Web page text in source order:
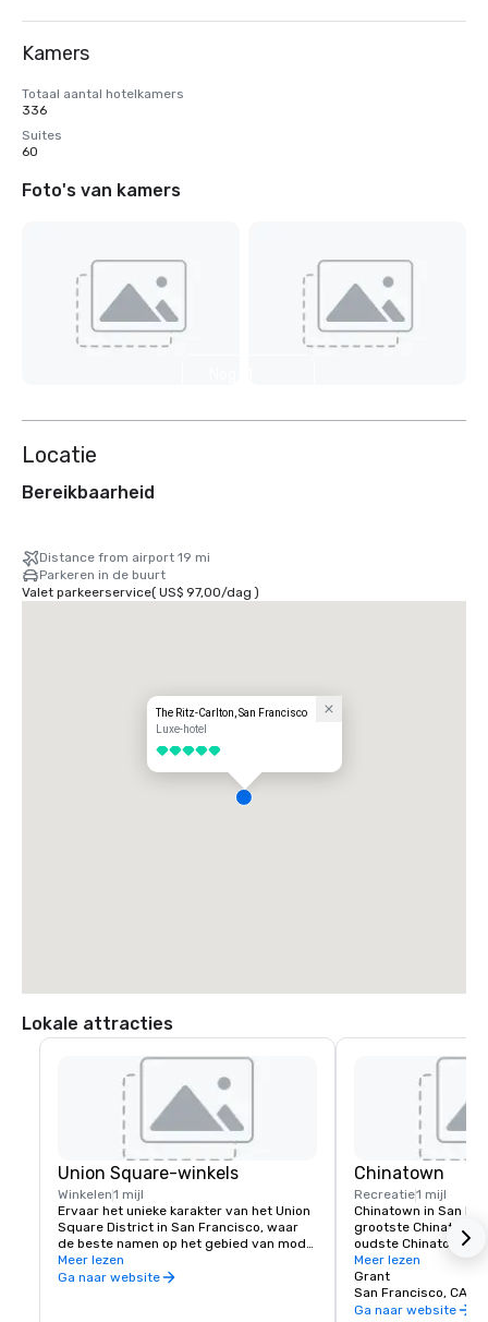
Kamers
Totaal aantal hotelkamers
336
Suites
60
Foto's van kamers
Locatie
Bereikbaarheid
Distance from airport 19 mi
Parkeren in de buurt
Valet parkeerservice( US$ 97,00/dag )
The Ritz-Carlton, San Francisco
Luxe-hotel
5 van 5
Lokale attracties
Union Square-winkels
Winkelen1 mijl
Ervaar het unieke karakter van het Union
Square District in San Francisco, waar
de beste namen op het gebied van mode,
restaurants en theater te vinden zijn.
Union Square is een geweldige plek om
Meer lezen
Ga naar website
Chinatown
Recreatie1 mijl
Chinatown in San
grootste Chinatown
oudste Chinatown in
Uitgevonden in San
hoe gelukskoekjes
historische Golden
Factory. Kom meer
Meer lezen
Grant
San Francisco, CA,
Ga naar website